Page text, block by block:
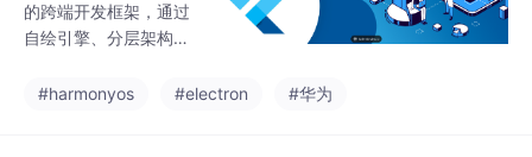
的跨端开发框架，通过
自绘引擎、分层架构和
实现了接近原生应用的
#harmonyos #electron #华为